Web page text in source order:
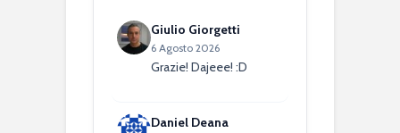
Giulio Giorgetti
6 Agosto 2026
Grazie! Dajeee! :D
Daniel Deana